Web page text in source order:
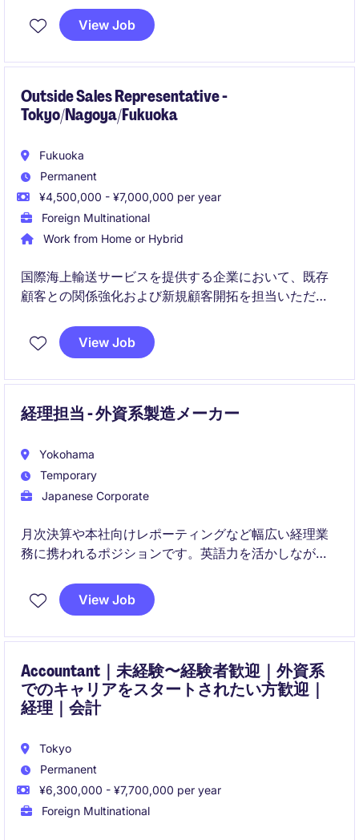
がら、幅広い経理・財務スキルを習得できる成長機会
があります
View Job
Outside Sales Representative -
Tokyo/Nagoya/Fukuoka
Fukuoka
Permanent
¥4,500,000 - ¥7,000,000 per year
Foreign Multinational
Work from Home or Hybrid
国際海上輸送サービスを提供する企業において、既存
顧客との関係強化および新規顧客開拓を担当いただき
物流ビジネスの成長に貢献いただくポジションです。
View Job
経理担当 - 外資系製造メーカー
Yokohama
Temporary
Japanese Corporate
月次決算や本社向けレポーティングなど幅広い経理業
務に携われるポジションです。英語力を活かしなが
ャリアアップを目指せます。
View Job
Accountant｜未経験〜経験者歓迎｜外資系
でのキャリアをスタートされたい方歓迎｜
経理｜会計
Tokyo
Permanent
¥6,300,000 - ¥7,700,000 per year
Foreign Multinational